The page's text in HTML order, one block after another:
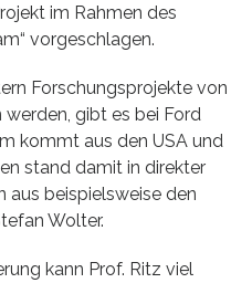
im Rahmen des
vorgeschlagen.
Forschungsprojekte von
gibt es bei Ford
kommt aus den USA und
stand damit in direkter
aus beispielsweise den
Wolter.
kann Prof. Ritz viel